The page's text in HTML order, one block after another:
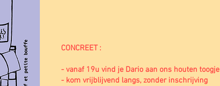
CONCREET :
- vanaf 19u vind je Dario aan ons houten toogje
- kom vrijblijvend langs, zonder inschrijving